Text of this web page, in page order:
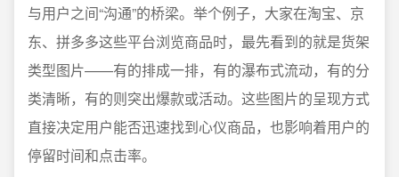
与用户之间“沟通”的桥梁。举个例子，大家在淘宝、京
东、拼多多这些平台浏览商品时，最先看到的就是货架
类型图片——有的排成一排，有的瀑布式流动，有的分
类清晰，有的则突出爆款或活动。这些图片的呈现方式
直接决定用户能否迅速找到心仪商品，也影响着用户的
停留时间和点击率。